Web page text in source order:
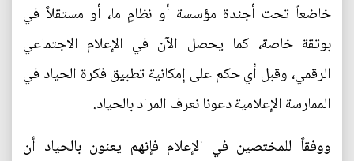
خاضعاً تحت أجندة مؤسسة أو نظامٍ ما، أو مستقلاً في
بوتقة خاصة، كما يحصل الآن في الإعلام الاجتماعي
الرقمي، وقبل أي حكم على إمكانية تطبيق فكرة الحياد في
الممارسة الإعلامية دعونا نعرف المراد بالحياد.
ووفقاً للمختصين في الإعلام فإنهم يعنون بالحياد أن